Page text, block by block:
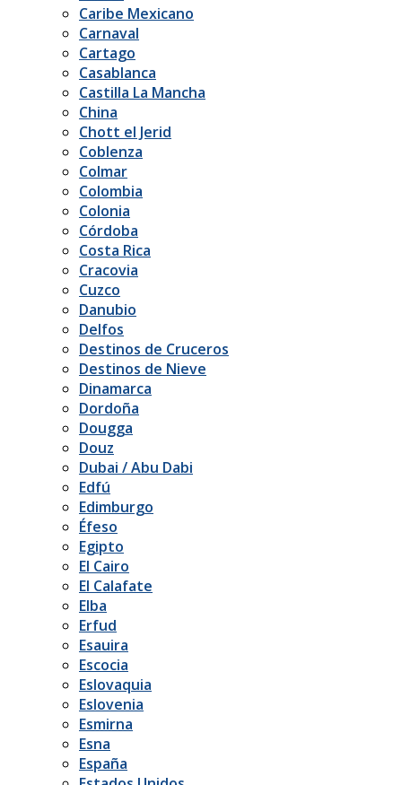
Caribe Mexicano
Carnaval
Cartago
Casablanca
Castilla La Mancha
China
Chott el Jerid
Coblenza
Colmar
Colombia
Colonia
Córdoba
Costa Rica
Cracovia
Cuzco
Danubio
Delfos
Destinos de Cruceros
Destinos de Nieve
Dinamarca
Dordoña
Dougga
Douz
Dubai / Abu Dabi
Edfú
Edimburgo
Éfeso
Egipto
El Cairo
El Calafate
Elba
Erfud
Esauira
Escocia
Eslovaquia
Eslovenia
Esmirna
Esna
España